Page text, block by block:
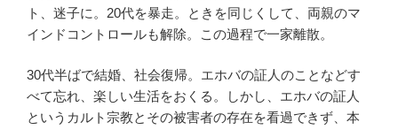
ト、迷子に。20代を暴走。ときを同じくして、両親のマ
インドコントロールも解除。この過程で一家離散。
30代半ばで結婚、社会復帰。エホバの証人のことなどす
べて忘れ、楽しい生活をおくる。しかし、エホバの証人
というカルト宗教とその被害者の存在を看過できず、本